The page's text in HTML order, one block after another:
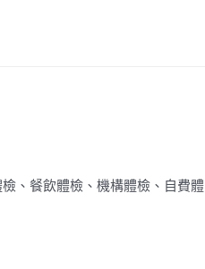
、餐飲體檢、機構體檢、自費體